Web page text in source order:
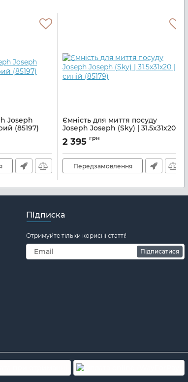
Joseph
(85197)
Ємність для миття посуду
Joseph Joseph (Sky) | 31.5x31x20 |
синій (85179)
Артикул:
2 395 грн
Передзамовлення
Підписка
Отримуйте тільки корисні статті!
Підписатися